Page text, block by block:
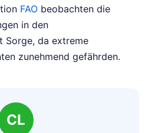
FAO beobachten die
in den
Sorge, da extreme
zunehmend gefährden.
CL